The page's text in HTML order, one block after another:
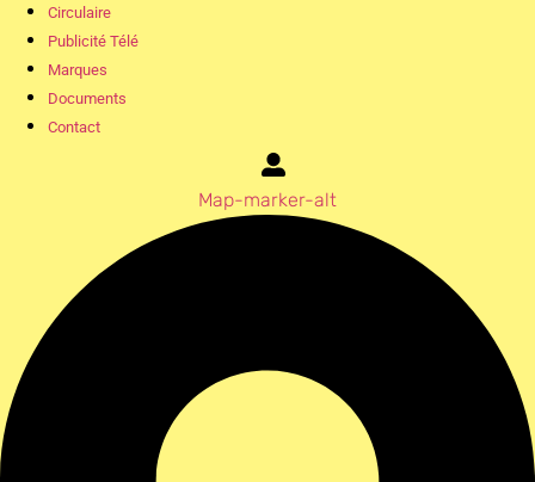
Circulaire
Publicité Télé
Marques
Documents
Contact
Map-marker-alt